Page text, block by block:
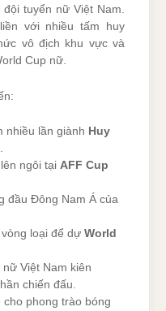
tuyển nữ Việt Nam.
với nhiều tấm huy
vô địch khu vực và
Cup nữ.
nhiều lần giành Huy
ngôi tại AFF Cup
đầu Đông Nam Á của
loại để dự World
Việt Nam kiên
chiến đấu.
phong trào bóng